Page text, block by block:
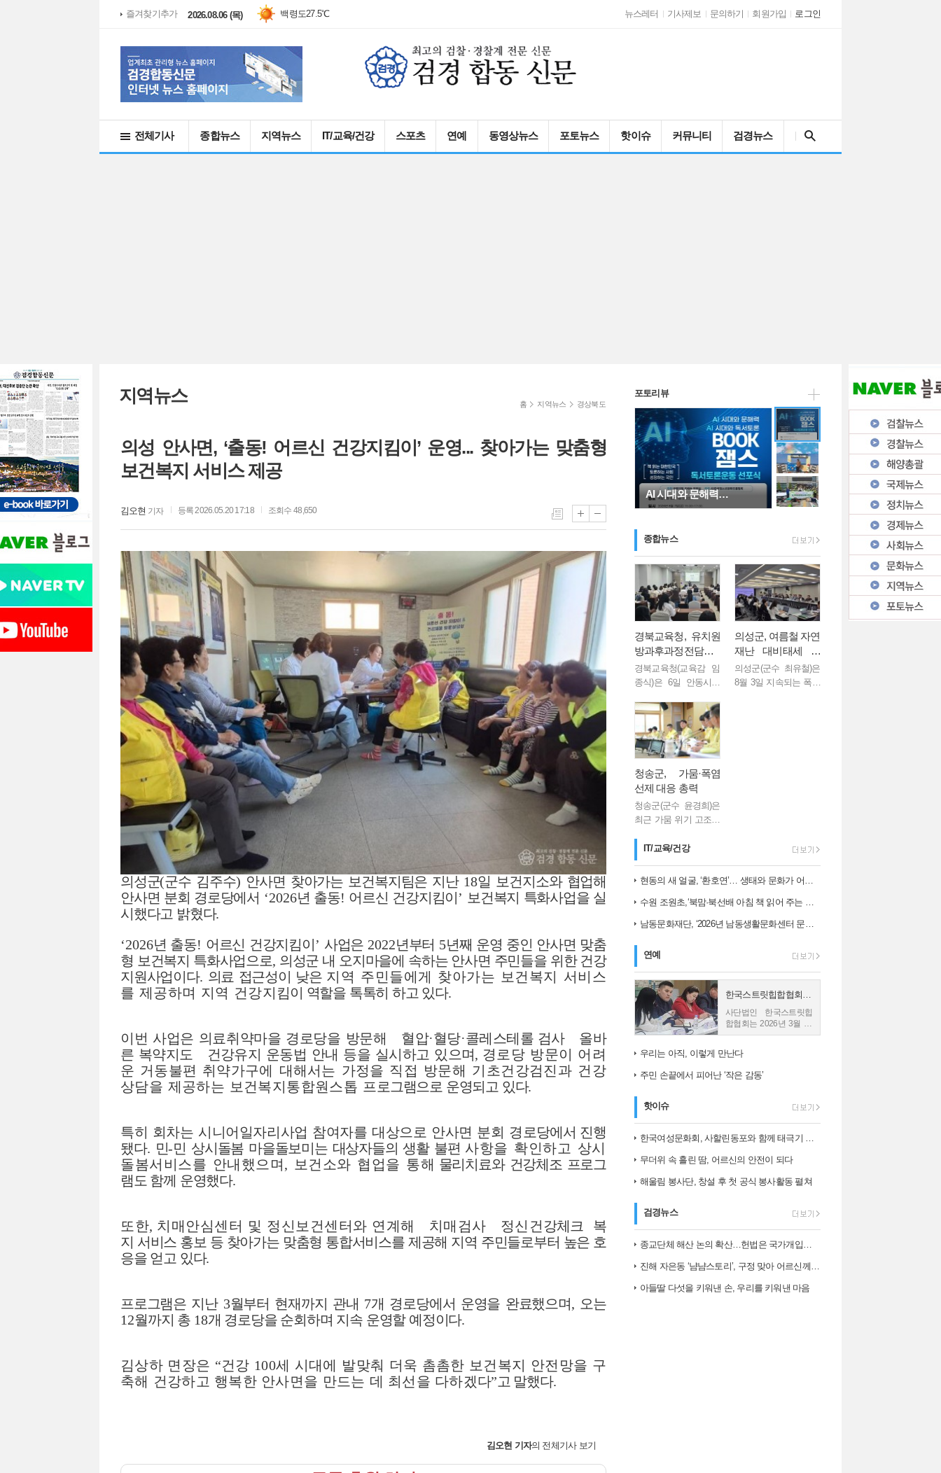
즐겨찾기추가 2026.08.06 (목) 백령도27.5℃ 뉴스레터 기사제보 문의하기 회원가입 로그인
전체기사 종합뉴스 지역뉴스 IT/교육/건강 스포츠 연예 동영상뉴스 포토뉴스 핫이슈 커뮤니티 검경뉴스
지역뉴스 홈 지역뉴스 경상북도
의성 안사면, ‘출동! 어르신 건강지킴이’ 운영... 찾아가는 맞춤형
보건복지 서비스 제공
김오현 기자 등록 2026.05.20 17:18 조회수 48,650
의성군(군수 김주수) 안사면 찾아가는 보건복지팀은 지난 18일 보건지소와 협업해
안사면 분회 경로당에서 ‘2026년 출동! 어르신 건강지킴이 ’ 보건복지 특화사업을 실
시했다고 밝혔다.
‘2026년 출동! 어르신 건강지킴이 ’ 사업은 2022년부터 5년째 운영 중인 안사면 맞춤
형 보건복지 특화사업으로, 의성군 내 오지마을에 속하는 안사면 주민들을 위한 건강
지원사업이다. 의료 접근성이 낮은 지역 주민들에게 찾아가는 보건복지 서비스
를 제공하며 지역 건강지 킴이 역할을 톡톡히 하고 있다.
이번 사업은 의료취약마을 경로당을 방문해 혈압·혈당·콜레스테 롤 검사 올바
른 복약지도
건강유지 운동법 안내 등을 실시하고 있으며, 경로당 방문이 어려
운 거동불편 취약가구에 대해서는 가정을 직접 방문해 기초건강검진과 건강
상담을 제공하는 보건복지통합원스톱 프 로그램으로 운영되고 있다.
특히 회차는 시니어일자리사업 참여자를 대상으로 안사면 분회 경로당에서 진행
됐다. 민-민 상시돌봄 마을돌보미는 대상자들의 생활 불편 사항을 확인하고 상시
돌봄서비스를 안내했으며 , 보건소와 협업을 통해 물리치료와 건강체조 프로그
램도 함께 운영했다.
또한, 치매안심센터 및 정신보건센터와 연계해 치매검사 정신건강체크 복
지 서비스 홍보 등 찾아가는 맞춤형 통합서비스를 제공해 지역 주민들로부터 높은 호
응을 얻고 있다.
프로그램은 지난 3월부터 현재까지 관내 7개 경로당에서 운영을 완료했으며, 오는
12월까지 총 18개 경로당을 순회하며 지속 운영할 예정이다.
김상하 면장은 “건강 100세 시대에 발맞춰 더욱 촘촘한 보건복지 안전망을 구
축해 건강하고 행복한 안사면을 만드는 데 최선을 다하겠다”고 말했다.
김오현 기자의 전체기사 보기
포토리뷰
인천시 남동구자율방…
AI 시대와 문해력…
"아버지, 그 이름…
종합뉴스
경북교육청, 유치원
방과후과정전담사
역량 강화 연수 실시
경북교육청(교육감 임
종식)은 6일 안동시에
에서 도내 유치원방과
후과정전담사 60여 명
을 대상으로 ‘2026년 유
치원방과후과정전담사
했다...
의성군, 여름철 자연
재난 대비태세 점
검... 군민 안전 총력
의성군(군수 최유철)은
8월 3일 지속되는 폭염
청송군, 가뭄·폭염
선제 대응 총력
청송군(군수 윤경희)은
최근 가뭄 위기 고조와
해를 최소화하기 위해
6일 긴급 대책회의를
개최하고 주요 현장을
대응에 나섰다. ...
IT/교육/건강
현동의 새 얼굴, ‘환호연’… 생태와 문화가 어우러진 주민 명소로 거듭나…
수원 조원초,‘북맘·북선배 아침 책 읽어 주는 날’운영
남동문화재단, ‘2026년 남동생활문화센터 문화예술 교육 아카데미 1학…
연예
한국스트릿힙합협회, 몽골 친바트 노민 재단과 업무협약 체결
사단법인 한국스트릿힙
합협회는 2026년 3월 26
일 몽골의 재단법인 친바
(MOU)을 체결했다고 밝
힙합협회와...
우리는 아직, 이렇게 만난다
주민 손끝에서 피어난 ‘작은 감동’
핫이슈
한국여성문화회, 사할린동포와 함께 태극기 그리며 ‘나라 사랑’ 되새겨
무더위 속 흘린 땀, 어르신의 안전이 되다
해울림 봉사단, 창설 후 첫 공식 봉사활동 펼쳐
검경뉴스
종교단체 해산 논의 확산…헌법은 국가개입의 한계를 어떻게 보나
진해 자은동 ‘냠냠스토리’, 구정 맞아 어르신께 ‘따뜻한 한 끼, 떡국’…
아들딸 다섯을 키워낸 손, 우리를 키워낸 마음